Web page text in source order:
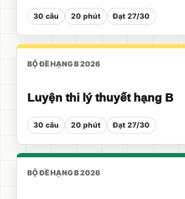
30 câu 20 phút Đạt 27/30
BỘ ĐỀ HẠNG B 2026
Luyện thi lý thuyết hạng B
30 câu 20 phút Đạt 27/30
BỘ ĐỀ HẠNG B 2026